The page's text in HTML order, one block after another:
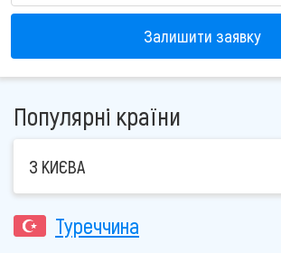
Залишити заявку
Популярні країни
З КИЄВА
Туреччина